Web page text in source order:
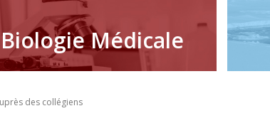
Biologie Médicale
des collégiens